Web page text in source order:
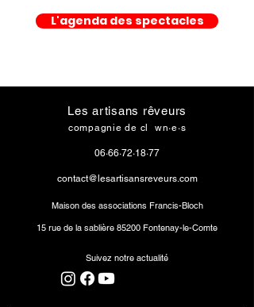
L'agenda des spectacles
Les artisans rêveurs
compagnie de cl wn·e·s
06·66·72·18·77
contact@lesartisansreveurs.com
Maison des associations Francis-Bloch
15 rue de la sablière 85200 Fontenay-le-Comte
Suivez notre actualité